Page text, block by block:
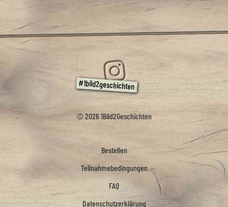
© 2026 1Bild2Geschichten
Bestellen
Teilnahmebedingungen
FAQ
Datenschutzerklärung